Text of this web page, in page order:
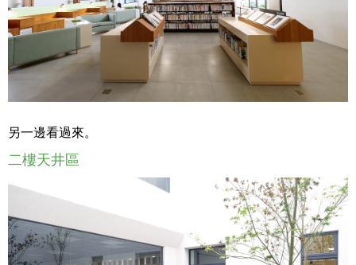
另一邊看過來。
二樓天井區